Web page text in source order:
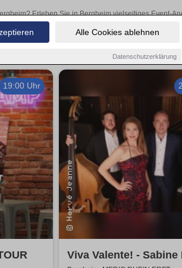
Alle Cookies ablehnen
Datenschutzerklärung
Erleben Sie in Bergheim vielseitiges Event-
oder aufregende Veranstaltungen in Bergheim – hier
19:00 Uhr
Viva Valente! - Sabine